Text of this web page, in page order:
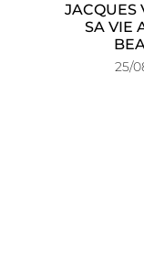
JACQUES
SA VIE
25/